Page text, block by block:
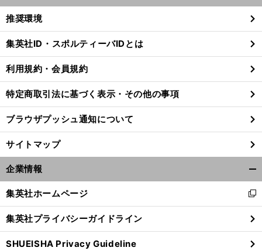
閉
る
推奨環境
集英社ID・スポルティーバIDとは
利用規約・会員規約
特定商取引法に基づく表示・その他の事項
ブラウザプッシュ通知について
サイトマップ
企業情報
閉
る
集英社ホームページ
新
し
い
ウ
ィ
集英社プライバシーガイドライン
SHUEISHA Privacy Guideline